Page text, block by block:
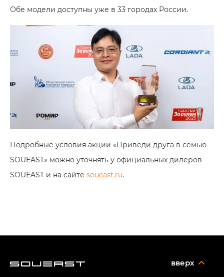
Обе модели доступны уже в 33 городах России.
Подробные условия акции «Приведи друга в семью
SOUEAST» можно уточнять у официальных дилеров
SOUEAST и на сайте soueast.ru.
вверх